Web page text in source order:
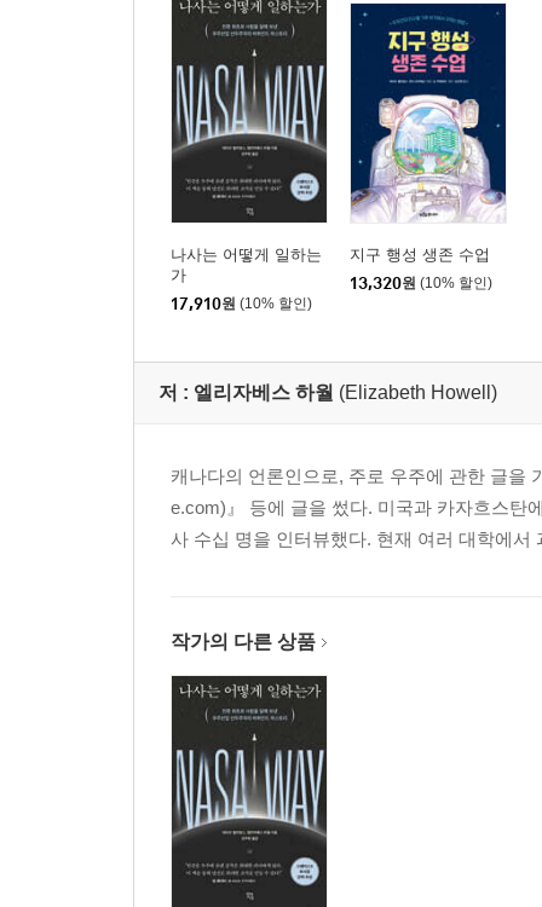
나사는 어떻게 일하는
가
17,910원 (10% 할인)
지구 행성 생존 수업
13,320원 (10% 할인)
저 : 엘리자베스 하월 (Elizabeth Howell)
캐나다의 언론인으로, 주로 우주에 관한 글을
e.com)』 등에 글을 썼다. 미국과 카자흐스탄
사 수십 명을 인터뷰했다. 현재 여러 대학에
작가의 다른 상품